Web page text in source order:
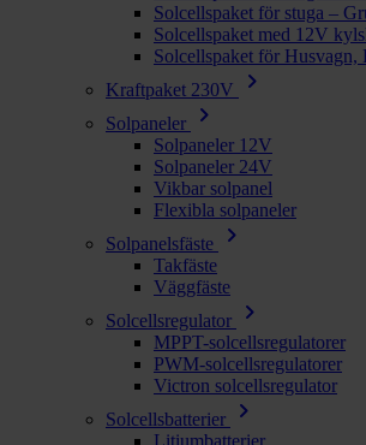
Solcellspaket för stuga –
Solcellspaket med 12V
Solcellspaket för
Kraftpaket 230V
chevron_right
Solpaneler chevron_right
Solpaneler 12V
Solpaneler 24V
Vikbar solpanel
Flexibla solpaneler
Solpanelsfäste
chevron_right
Takfäste
Väggfäste
Solcellsregulator
chevron_right
MPPT-solcellsregulatorer
PWM-solcellsregulatorer
Victron solcellsregulator
Solcellsbatterier
chevron_right
Litiumbatterier